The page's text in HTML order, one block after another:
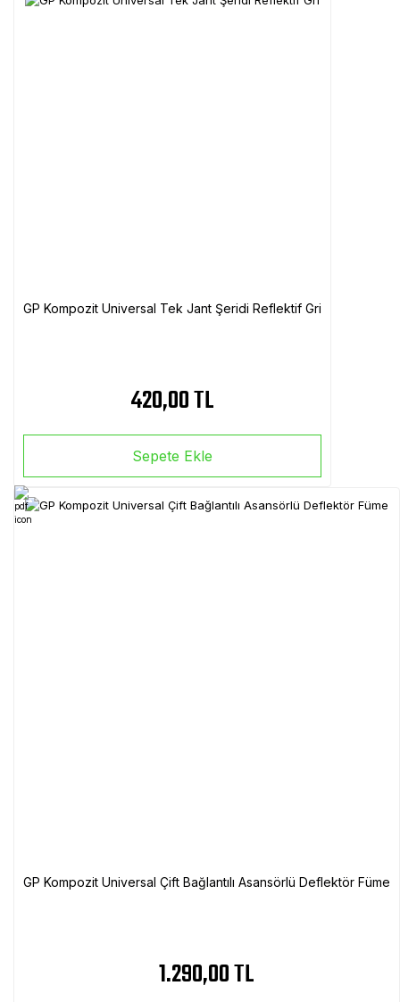
GP Kompozit Universal Tek Jant Şeridi Reflektif Gri
420,00 TL
Sepete Ekle
GP Kompozit Universal Çift Bağlantılı Asansörlü Deflektör Füme
1.290,00 TL